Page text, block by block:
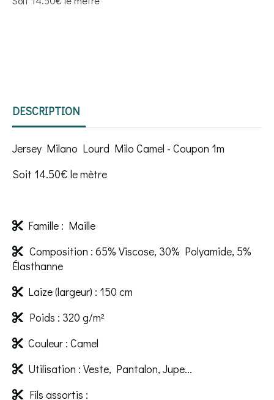
DESCRIPTION
Jersey Milano Lourd Milo Camel - Coupon 1m
Soit 14.50€ le mètre
 Famille : Maille
 Composition : 65% Viscose, 30% Polyamide, 5%
Élasthanne
 Laize (largeur) : 150 cm
 Poids : 320 g/m²
 Couleur : Camel
 Utilisation : Veste, Pantalon, Jupe...
 Fils assortis :